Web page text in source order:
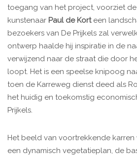
toegang van het project, voorziet
kunstenaar Paul de Korteen
bezoekers van De Prijkels zal
ontwerp haalde hij inspiratie in de
verwijzend naar de straat die door
loopt. Het is een speelse knipoog
toen de Karreweg dienst deed als
het huidig en toekomstig
Prijkels.
Het beeld van voortrekkende karren
een dynamisch vegetatieplan, de